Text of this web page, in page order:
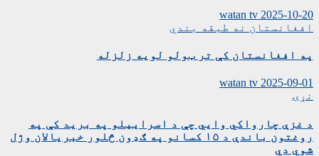
2025-10-20
watan tv
افغانستان نه طبقه بندي
په افغانستان کې تر ټولو لویه زلزله
2025-09-01
watan tv
نړۍ
د غزې چارواکي وايي چې د اسراییلو په برید کې په
روغتون باندې د ۱۵ کسانو په ګډون څلور خبریالان وژل
شوي دي